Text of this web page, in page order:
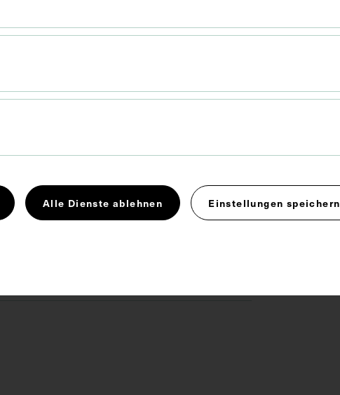
cm
Beschreibung in deutscher Sprache
Alle Dienste ablehnen Einstellungen speichern